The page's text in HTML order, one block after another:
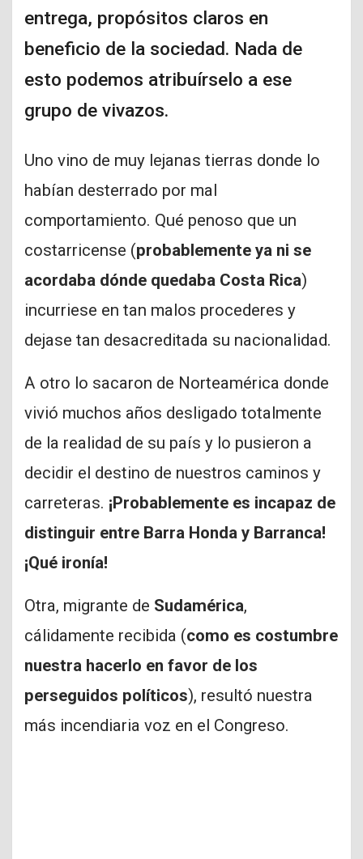
entrega, propósitos claros en
beneficio de la sociedad. Nada de
esto podemos atribuírselo a ese
grupo de vivazos.
Uno vino de muy lejanas tierras donde lo
habían desterrado por mal
comportamiento. Qué penoso que un
costarricense (probablemente ya ni se
acordaba dónde quedaba Costa Rica)
incurriese en tan malos procederes y
dejase tan desacreditada su nacionalidad.
A otro lo sacaron de Norteamérica donde
vivió muchos años desligado totalmente
de la realidad de su país y lo pusieron a
decidir el destino de nuestros caminos y
carreteras. ¡Probablemente es incapaz de
distinguir entre Barra Honda y Barranca!
¡Qué ironía!
Otra, migrante de Sudamérica,
cálidamente recibida (como es costumbre
nuestra hacerlo en favor de los
perseguidos políticos), resultó nuestra
más incendiaria voz en el Congreso.